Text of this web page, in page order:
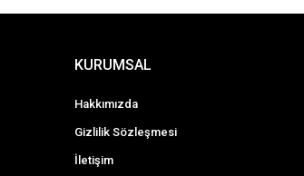
KURUMSAL
Hakkımızda
Gizlilik Sözleşmesi
İletişim